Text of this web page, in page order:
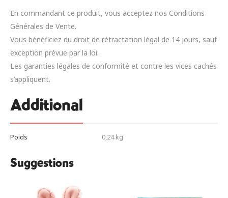
En commandant ce produit, vous acceptez nos Conditions
Générales de Vente.
Vous bénéficiez du droit de rétractation légal de 14 jours, sauf
exception prévue par la loi.
Les garanties légales de conformité et contre les vices cachés
s’appliquent.
Additional
Poids 0,24 kg
Suggestions